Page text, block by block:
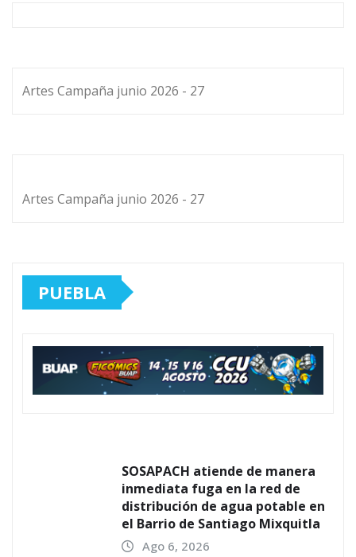
Artes Campaña junio 2026 - 27
Artes Campaña junio 2026 - 27
PUEBLA
SOSAPACH atiende de manera
inmediata fuga en la red de
distribución de agua potable en
el Barrio de Santiago Mixquitla
Ago 6, 2026